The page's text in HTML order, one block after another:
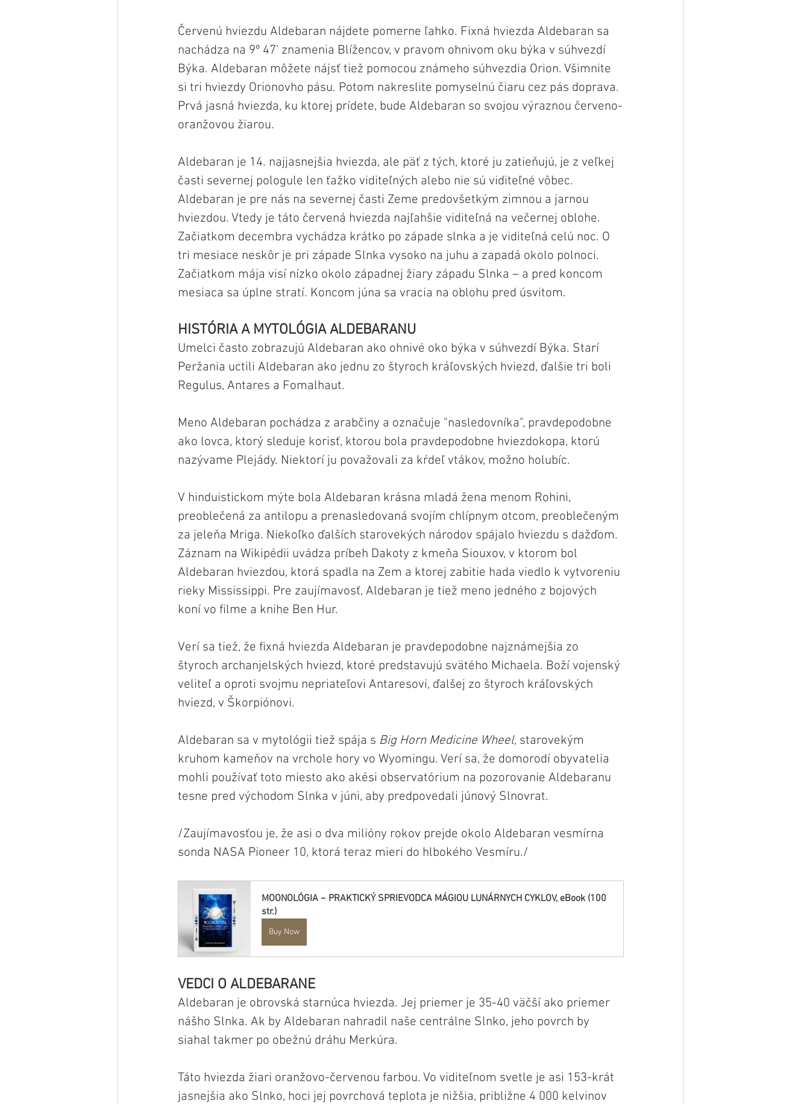
Červenú hviezdu Aldebaran nájdete pomerne ľahko. Fixná hviezda Aldebaran sa
nachádza na 9º 47’ znamenia Blížencov, v pravom ohnivom oku býka v súhvezdí
Býka. Aldebaran môžete nájsť tiež pomocou známeho súhvezdia Orion. Všimnite
si tri hviezdy Orionovho pásu. Potom nakreslite pomyselnú čiaru cez pás doprava.
Prvá jasná hviezda, ku ktorej prídete, bude Aldebaran so svojou výraznou červeno-
oranžovou žiarou.
Aldebaran je 14. najjasnejšia hviezda, ale päť z tých, ktoré ju zatieňujú, je z veľkej
časti severnej pologule len ťažko viditeľných alebo nie sú viditeľné vôbec.
Aldebaran je pre nás na severnej časti Zeme predovšetkým zimnou a jarnou
hviezdou. Vtedy je táto červená hviezda najľahšie viditeľná na večernej oblohe.
Začiatkom decembra vychádza krátko po západe slnka a je viditeľná celú noc. O
tri mesiace neskôr je pri západe Slnka vysoko na juhu a zapadá okolo polnoci.
Začiatkom mája visí nízko okolo západnej žiary západu Slnka – a pred koncom
mesiaca sa úplne stratí. Koncom júna sa vracia na oblohu pred úsvitom.
HISTÓRIA A MYTOLÓGIA ALDEBARANU
Umelci často zobrazujú Aldebaran ako ohnivé oko býka v súhvezdí Býka. Starí
Peržania uctili Aldebaran ako jednu zo štyroch kráľovských hviezd, ďalšie tri boli
Regulus, Antares a Fomalhaut.
Meno Aldebaran pochádza z arabčiny a označuje "nasledovníka", pravdepodobne
ako lovca, ktorý sleduje korisť, ktorou bola pravdepodobne hviezdokopa, ktorú
nazývame Plejády. Niektorí ju považovali za kŕdeľ vtákov, možno holubíc.
V hinduistickom mýte bola Aldebaran krásna mladá žena menom Rohini,
preoblečená za antilopu a prenasledovaná svojím chlípnym otcom, preoblečeným
za jeleňa Mriga. Niekoľko ďalších starovekých národov spájalo hviezdu s dažďom.
Záznam na Wikipédii uvádza príbeh Dakoty z kmeňa Siouxov, v ktorom bol
Aldebaran hviezdou, ktorá spadla na Zem a ktorej zabitie hada viedlo k vytvoreniu
rieky Mississippi. Pre zaujímavosť, Aldebaran je tiež meno jedného z bojových
koní vo filme a knihe Ben Hur.
Verí sa tiež, že fixná hviezda Aldebaran je pravdepodobne najznámejšia zo
štyroch archanjelských hviezd, ktoré predstavujú svätého Michaela. Boží vojenský
veliteľ a oproti svojmu nepriateľovi Antaresovi, ďalšej zo štyroch kráľovských
hviezd, v Škorpiónovi.
Aldebaran sa v mytológii tiež spája s Big Horn Medicine Wheel, starovekým
kruhom kameňov na vrchole hory vo Wyomingu. Verí sa, že domorodí obyvatelia
mohli používať toto miesto ako akési observatórium na pozorovanie Aldebaranu
tesne pred východom Slnka v júni, aby predpovedali júnový Slnovrat.
/Zaujímavosťou je, že asi o dva milióny rokov prejde okolo Aldebaran vesmírna
sonda NASA Pioneer 10, ktorá teraz mieri do hlbokého Vesmíru./
MOONOLÓGIA ~ PRAKTICKÝ SPRIEVODCA MÁGIOU LUNÁRNYCH CYKLOV, eBook (100
str.)
Buy Now
VEDCI O ALDEBARANE
Aldebaran je obrovská starnúca hviezda. Jej priemer je 35-40 väčší ako priemer
nášho Slnka. Ak by Aldebaran nahradil naše centrálne Slnko, jeho povrch by
siahal takmer po obežnú dráhu Merkúra.
Táto hviezda žiari oranžovo-červenou farbou. Vo viditeľnom svetle je asi 153-krát
jasnejšia ako Slnko, hoci jej povrchová teplota je nižšia, približne 4 000 kelvinov